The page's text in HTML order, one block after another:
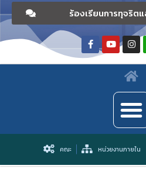
ร้องเรียนการทุจริต
คณะ หน่วยงานภายใน